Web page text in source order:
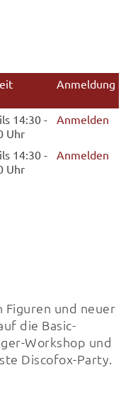
Anmeldung
14:30 -
Uhr
Anmelden
14:30 -
Uhr
Anmelden
Figuren und neuer
die Basic-
Workshop und
Discofox-Party.